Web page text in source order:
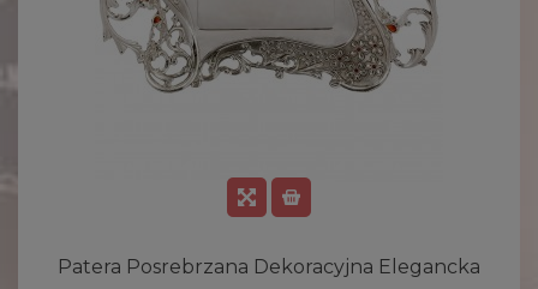
Patera Posrebrzana Dekoracyjna Elegancka